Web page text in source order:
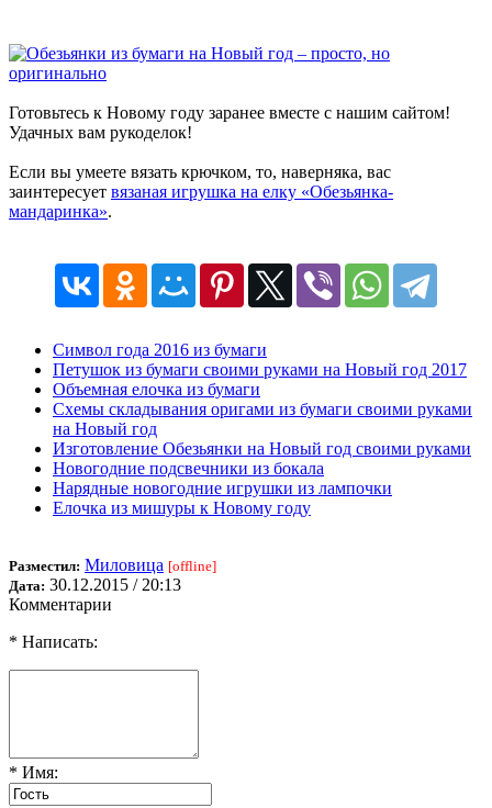
Готовьтесь к Новому году заранее вместе с нашим сайтом!
Удачных вам рукоделок!
Если вы умеете вязать крючком, то, наверняка, вас
заинтересует вязаная игрушка на елку «Обезьянка-
мандаринка».
Символ года 2016 из бумаги
Петушок из бумаги своими руками на Новый год 2017
Объемная елочка из бумаги
Схемы складывания оригами из бумаги своими руками
на Новый год
Изготовление Обезьянки на Новый год своими руками
Новогодние подсвечники из бокала
Нарядные новогодние игрушки из лампочки
Елочка из мишуры к Новому году
Разместил: Миловица [offline]
Дата: 30.12.2015 / 20:13
Комментарии
* Написать:
* Имя: